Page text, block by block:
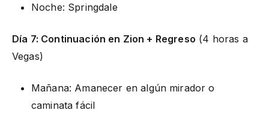
Noche: Springdale
Día 7: Continuación en Zion + Regreso (4 horas a
Vegas)
Mañana: Amanecer en algún mirador o
caminata fácil